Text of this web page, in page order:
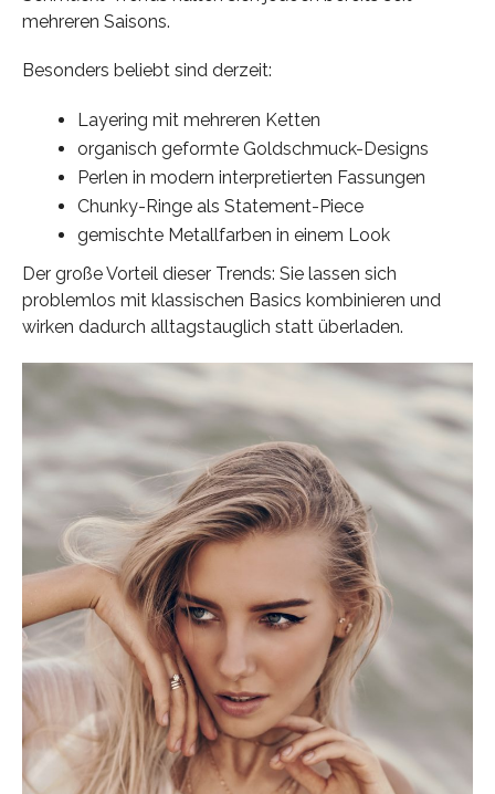
mehreren Saisons.
Besonders beliebt sind derzeit:
Layering mit mehreren Ketten
organisch geformte Goldschmuck-Designs
Perlen in modern interpretierten Fassungen
Chunky-Ringe als Statement-Piece
gemischte Metallfarben in einem Look
Der große Vorteil dieser Trends: Sie lassen sich
problemlos mit klassischen Basics kombinieren und
wirken dadurch alltagstauglich statt überladen.